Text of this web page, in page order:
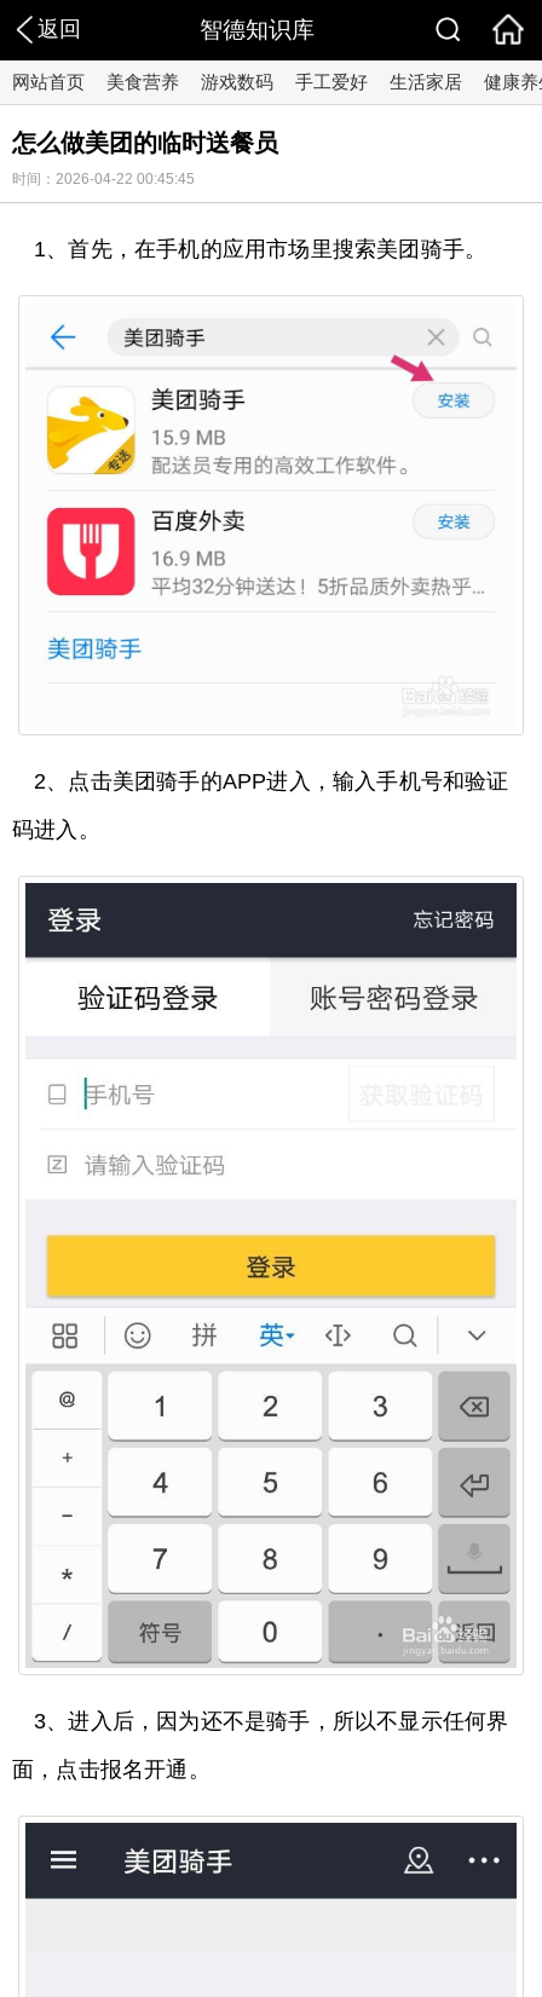
返回 智德知识库
网站首页 美食营养 游戏数码 手工爱好 生活家居 健康养
怎么做美团的临时送餐员
时间：2026-04-22 00:45:45
1、首先，在手机的应用市场里搜索美团骑手。
2、点击美团骑手的APP进入，输入手机号和验证
码进入。
3、进入后，因为还不是骑手，所以不显示任何界
面，点击报名开通。